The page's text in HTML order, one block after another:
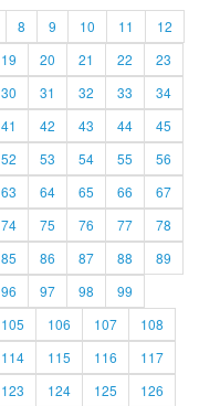
8 9 10 11
12
19 20 21 22
23
30 31 32 33
34
41 42 43 44
45
52 53 54 55
56
63 64 65 66
67
74 75 76 77
78
85 86 87 88
89
96 97 98
99
105 106 107
108
114 115 116
117
123 124 125
126